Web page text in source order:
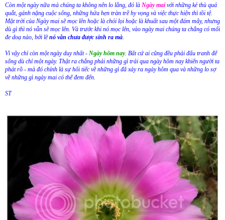
Còn một ngày nữa mà chúng ta không nên lo lắng, đó là Ngày mai với những kẻ thù quá
quắt, gánh nặng cuộc sống, những hứa hẹn tràn trề hy vọng và việc thực hiện thì tồi tệ.
Mặt trời của Ngày mai sẽ mọc lên hoặc là chói lọi hoặc là khuất sau một đám mây, nhưng
dù gì thì nó vẫn sẽ mọc lên. Và trước khi nó mọc lên, vào ngày mai chúng ta chẳng có mối
đe doạ nào, bởi lẽnó vẫn chưa được sinh ra mà.
Vì vậy chỉ còn một ngày duy nhất - Ngày hôm nay. Bất cứ ai cũng đều phải đấu tranh để
sống dù chỉ một ngày. Thật ra chẳng phải những gì trải qua ngày hôm nay khiến người ta
phát rồ - mà đó chính là sự hối tiếc về những gì đã xảy ra ngày hôm qua và những lo sợ
về những gì ngày mai có thể đem đến.
ST